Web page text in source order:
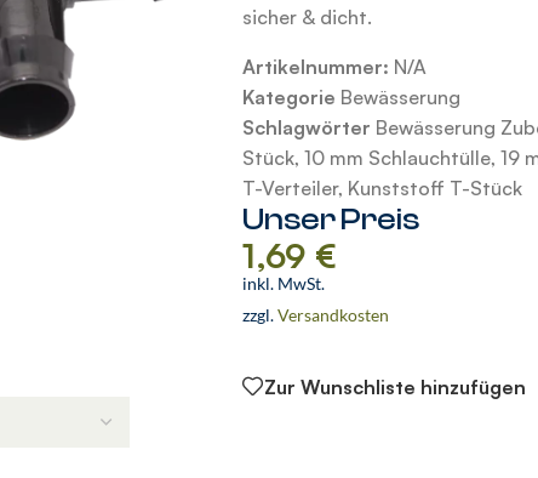
sicher & dicht.
Artikelnummer: N/A
Kategorie Bewässerung
Schlagwörter Bewässerung
Stück, 10 mm Schlauchtülle, 19
T-Verteiler, Kunststoff T-Stück
Unser Preis
1,69 €
inkl. MwSt.
zzgl.Versandkosten
Zur Wunschliste hinzufügen